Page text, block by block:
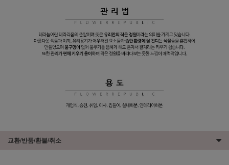
교환/반품/환불/취소